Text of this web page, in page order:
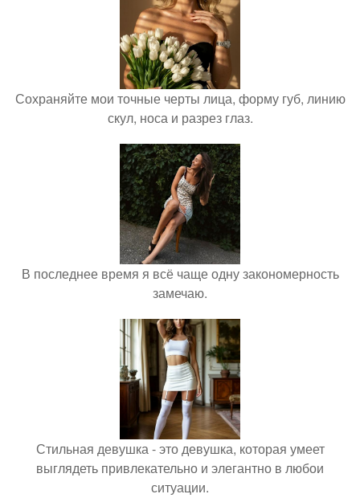
Сохраняйте мои точные черты лица, форму губ, линию
скул, носа и разрез глаз.
В последнее время я всё чаще одну закономерность
замечаю.
Стильная девушка - это девушка, которая умеет
выглядеть привлекательно и элегантно в любои
ситуации.